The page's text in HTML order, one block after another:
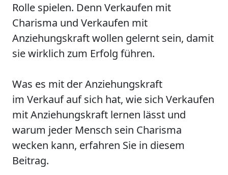
Rolle spielen. Denn Verkaufen mit
Charisma und Verkaufen mit
Anziehungskraft wollen gelernt sein, damit
sie wirklich zum Erfolg führen.
Was es mit der Anziehungskraft
im Verkauf auf sich hat, wie sich Verkaufen
mit Anziehungskraft lernen lässt und
warum jeder Mensch sein Charisma
wecken kann, erfahren Sie in diesem
Beitrag.